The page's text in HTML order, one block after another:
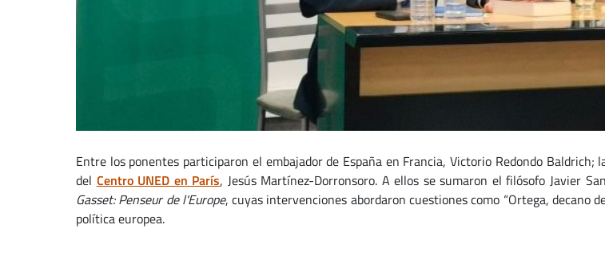
Entre los ponentes participaron el embajador de España en Francia, Victorio Redondo Baldrich;
del Centro UNED en París, Jesús Martínez-Dorronsoro. A ellos se sumaron el filósofo Javier
Gasset: Penseur de l'Europe, cuyas intervenciones abordaron cuestiones como “Ortega, decano
política europea.